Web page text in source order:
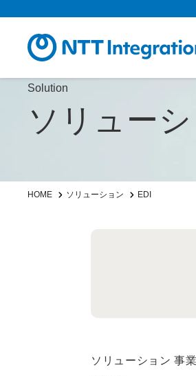
Solution
ソリュー
HOME ソリューション EDI
ソリューション 事